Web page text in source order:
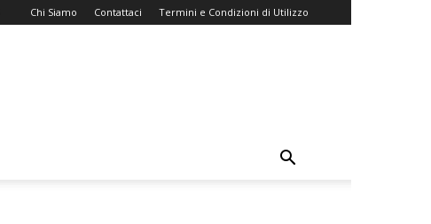
Chi Siamo Contattaci Termini e Condizioni di Utilizzo